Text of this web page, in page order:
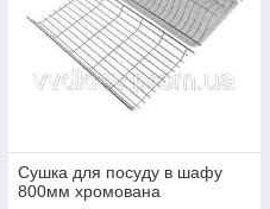
Сушка для посуду в шафу
800мм хромована